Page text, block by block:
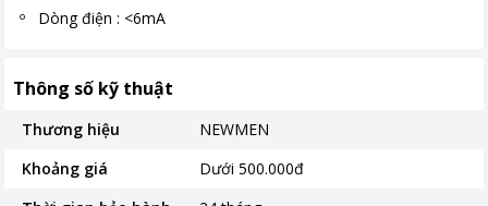
Dòng điện : <6mA
Thông số kỹ thuật
Thương hiệu
NEWMEN
Khoảng giá
Dưới 500.000đ